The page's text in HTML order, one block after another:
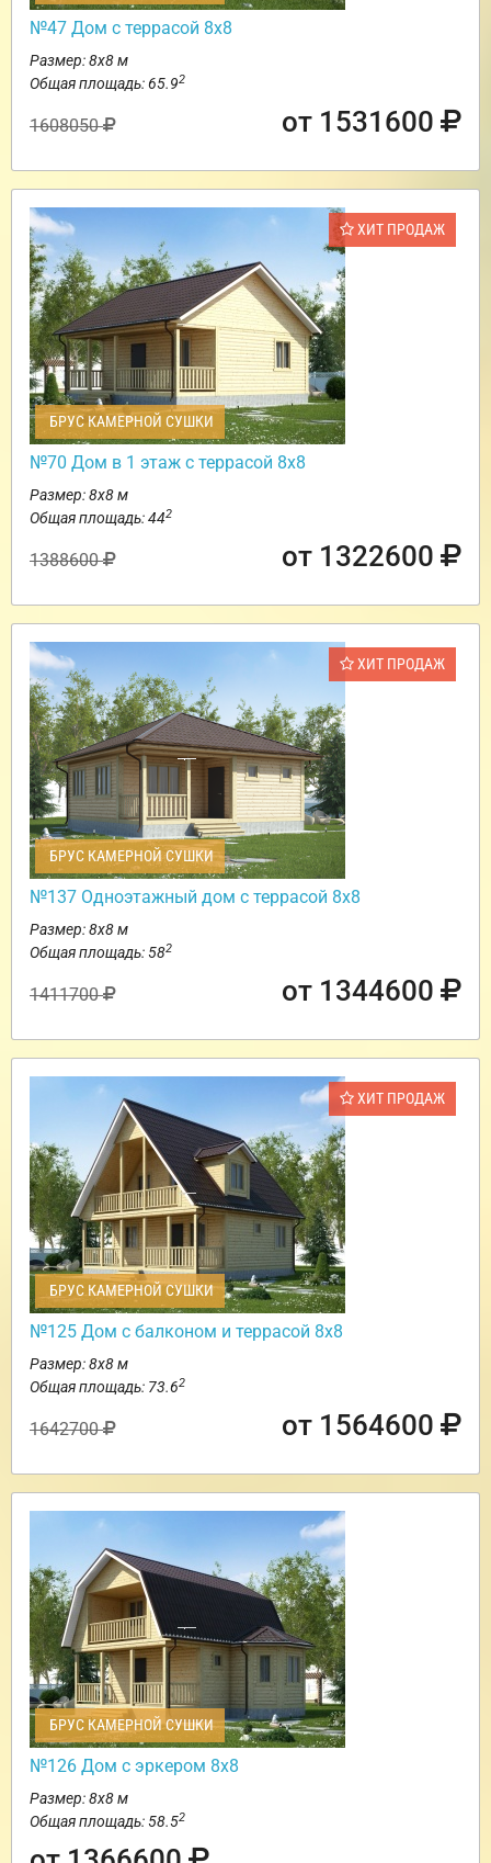
№47 Дом с террасой 8х8
Размер: 8х8 м
Общая площадь: 65.92
1608050 от 1531600
ХИТ ПРОДАЖ
БРУС КАМЕРНОЙ СУШКИ
№70 Дом в 1 этаж с террасой 8х8
Размер: 8х8 м
Общая площадь: 442
1388600 от 1322600
ХИТ ПРОДАЖ
БРУС КАМЕРНОЙ СУШКИ
№137 Одноэтажный дом с террасой 8х8
Размер: 8х8 м
Общая площадь: 582
1411700 от 1344600
ХИТ ПРОДАЖ
БРУС КАМЕРНОЙ СУШКИ
№125 Дом с балконом и террасой 8х8
Размер: 8х8 м
Общая площадь: 73.62
1642700 от 1564600
БРУС КАМЕРНОЙ СУШКИ
№126 Дом с эркером 8х8
Размер: 8х8 м
Общая площадь: 58.52